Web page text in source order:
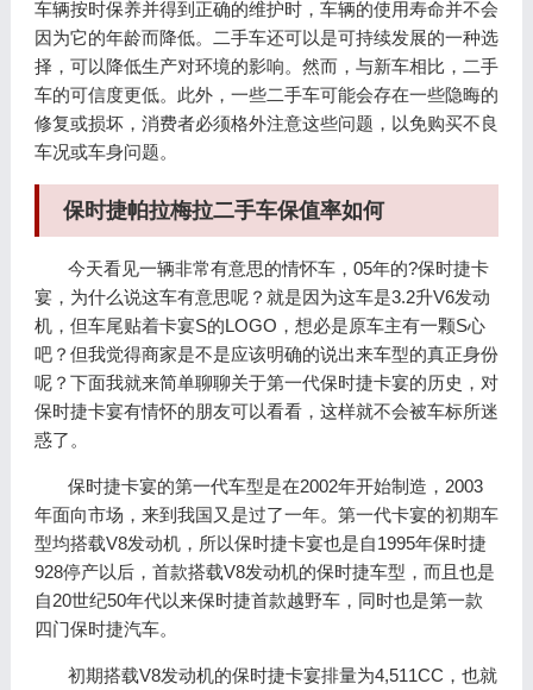
车辆按时保养并得到正确的维护时，车辆的使用寿命并不会
因为它的年龄而降低。二手车还可以是可持续发展的一种选
择，可以降低生产对环境的影响。然而，与新车相比，二手
车的可信度更低。此外，一些二手车可能会存在一些隐晦的
修复或损坏，消费者必须格外注意这些问题，以免购买不良
车况或车身问题。
保时捷帕拉梅拉二手车保值率如何
今天看见一辆非常有意思的情怀车，05年的?保时捷卡
宴，为什么说这车有意思呢？就是因为这车是3.2升V6发动
机，但车尾贴着卡宴S的LOGO，想必是原车主有一颗S心
吧？但我觉得商家是不是应该明确的说出来车型的真正身份
呢？下面我就来简单聊聊关于第一代保时捷卡宴的历史，对
保时捷卡宴有情怀的朋友可以看看，这样就不会被车标所迷
惑了。
保时捷卡宴的第一代车型是在2002年开始制造，2003
年面向市场，来到我国又是过了一年。第一代卡宴的初期车
型均搭载V8发动机，所以保时捷卡宴也是自1995年保时捷
928停产以后，首款搭载V8发动机的保时捷车型，而且也是
自20世纪50年代以来保时捷首款越野车，同时也是第一款
四门保时捷汽车。
初期搭载V8发动机的保时捷卡宴排量为4,511CC，也就